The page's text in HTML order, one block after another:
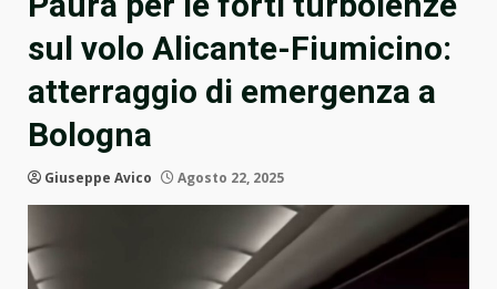
sul volo Alicante-Fiumicino:
atterraggio di emergenza a
Bologna
Giuseppe Avico Agosto 22, 2025